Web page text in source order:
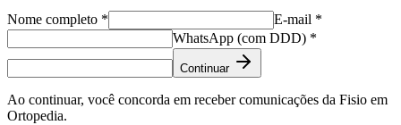
Nome completo *
E-mail *
WhatsApp (com DDD) *
Continuar
Ao continuar, você concorda em receber comunicações da Fisio em
Ortopedia.